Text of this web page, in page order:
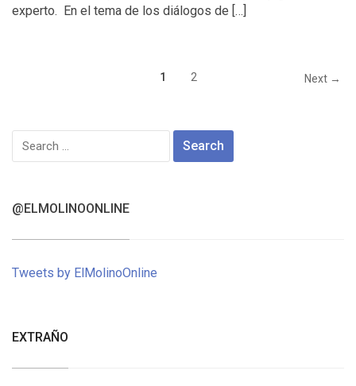
experto. En el tema de los diálogos de […]
1 2 Next →
Search
@ELMOLINOONLINE
Tweets by ElMolinoOnline
EXTRAÑO